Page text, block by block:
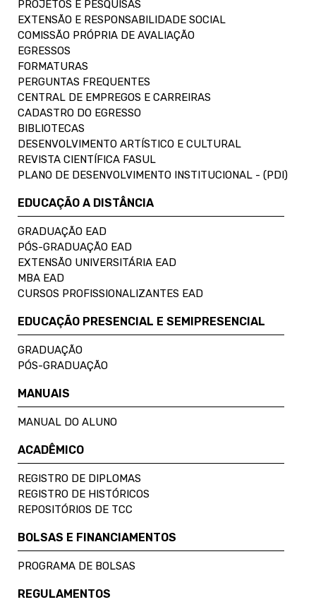
PROJETOS E PESQUISAS
EXTENSÃO E RESPONSABILIDADE SOCIAL
COMISSÃO PRÓPRIA DE AVALIAÇÃO
EGRESSOS
FORMATURAS
PERGUNTAS FREQUENTES
CENTRAL DE EMPREGOS E CARREIRAS
CADASTRO DO EGRESSO
BIBLIOTECAS
DESENVOLVIMENTO ARTÍSTICO E CULTURAL
REVISTA CIENTÍFICA FASUL
PLANO DE DESENVOLVIMENTO INSTITUCIONAL - (PDI)
EDUCAÇÃO A DISTÂNCIA
GRADUAÇÃO EAD
PÓS-GRADUAÇÃO EAD
EXTENSÃO UNIVERSITÁRIA EAD
MBA EAD
CURSOS PROFISSIONALIZANTES EAD
EDUCAÇÃO PRESENCIAL E SEMIPRESENCIAL
GRADUAÇÃO
PÓS-GRADUAÇÃO
MANUAIS
MANUAL DO ALUNO
ACADÊMICO
REGISTRO DE DIPLOMAS
REGISTRO DE HISTÓRICOS
REPOSITÓRIOS DE TCC
BOLSAS E FINANCIAMENTOS
PROGRAMA DE BOLSAS
REGULAMENTOS